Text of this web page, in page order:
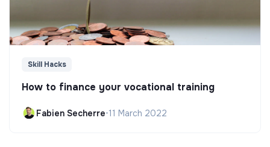
Skill Hacks
How to finance your vocational training
Fabien Secherre•11 March 2022